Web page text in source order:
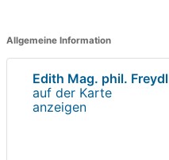
Allgemeine Information
Edith Mag. phil. Freydl
auf der Karte
anzeigen